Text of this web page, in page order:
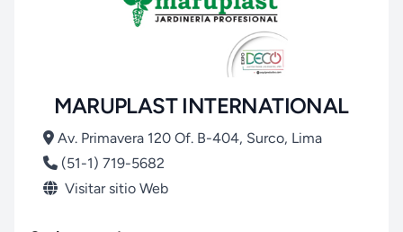
MARUPLAST INTERNATIONAL
Av. Primavera 120 Of. B-404, Surco, Lima
(51-1) 719-5682
Visitar sitio Web